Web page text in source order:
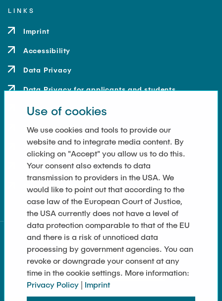
LINKS
Imprint
Accessibility
Data Privacy
Data Privacy for applicants and students
Contact
How to get here
Press and Media
Merchandise-Shop
Cookie Settings
Use of cookies
We use cookies and tools to provide our
website and to integrate media content. By
clicking on "Accept" you allow us to do this.
Your consent also extends to data
transmission to providers in the USA. We
would like to point out that according to the
case law of the European Court of Justice,
the USA currently does not have a level of
data protection comparable to that of the EU
and there is a risk of unnoticed data
processing by government agencies. You can
revoke or downgrade your consent at any
time in the cookie settings. More information:
Privacy Policy | Imprint